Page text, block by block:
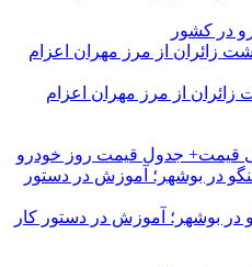
زائران از مرز مهران اعزام
قیمت+ جدول قیمت روز خودرو
در بوشهر؛ آموزش در دستور کار